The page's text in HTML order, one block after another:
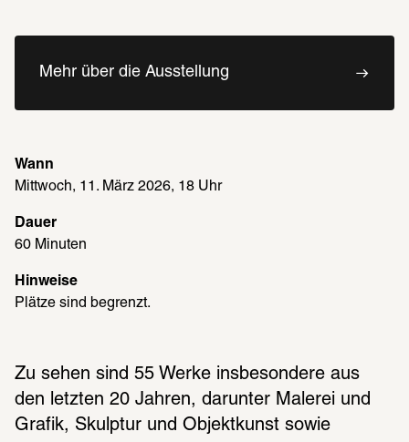
Mehr über die Ausstellung
Wann
Mittwoch, 11. März 2026, 18 Uhr
Dauer
60 Minuten
Hinweise
Plätze sind begrenzt.
Zu sehen sind 55 Werke insbesondere aus
den letzten 20 Jahren, darunter Malerei und
Grafik, Skulptur und Objektkunst sowie